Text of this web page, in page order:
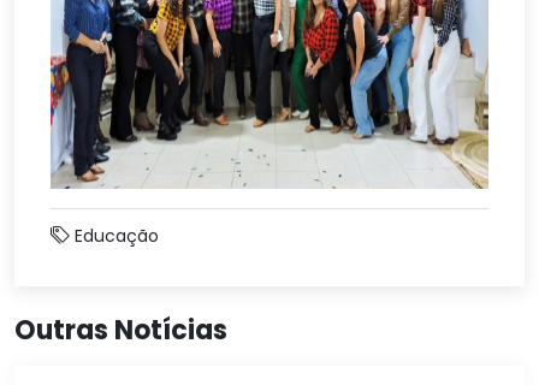
Educação
Outras Notícias